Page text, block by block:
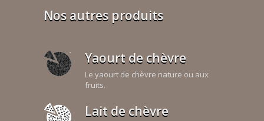
Nos autres produits
Yaourt de chèvre
Le yaourt de chèvre nature ou aux
fruits.
Lait de chèvre